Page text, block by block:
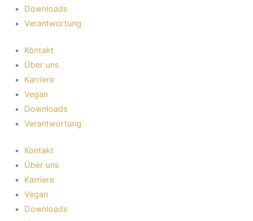
Downloads
Verantwortung
Kontakt
Über uns
Karriere
Vegan
Downloads
Verantwortung
Kontakt
Über uns
Karriere
Vegan
Downloads